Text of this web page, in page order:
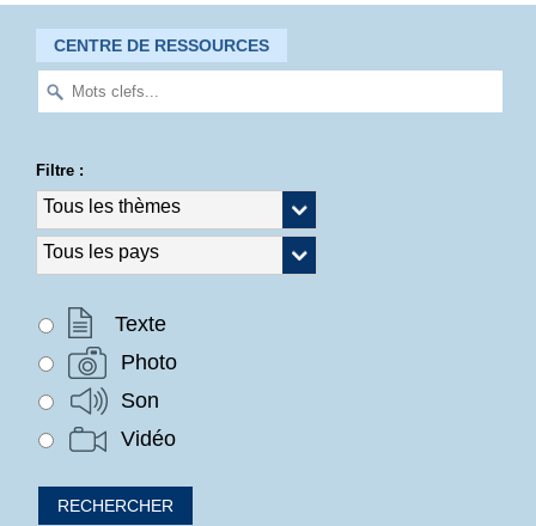
CENTRE DE RESSOURCES
Filtre :
Texte
Photo
Son
Vidéo